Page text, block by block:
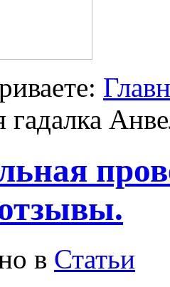
гадалка
в Статьи